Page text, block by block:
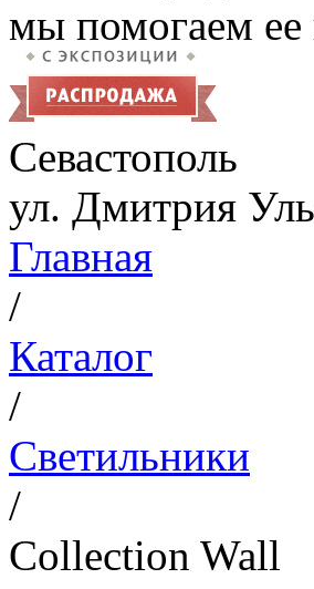
мы помогаем ее
Севастополь
ул. Дмитрия
Главная
/
Каталог
/
Светильники
/
Collection Wall